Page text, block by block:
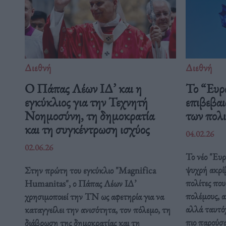
Διεθνή
Ο Πάπας Λέων ΙΔ’ και η
εγκύκλιος για την Τεχνητή
Νοημοσύνη, τη δημοκρατία
και τη συγκέντρωση ισχύος
02.06.26
Στην πρώτη του εγκύκλιο "Magnifica
Humanitas", ο Πάπας Λέων ΙΔ’
χρησιμοποιεί την ΤΝ ως αφετηρία για να
καταγγείλει την ανισότητα, τον πόλεμο, τη
διάβρωση της δημοκρατίας και τη
Διεθνή
Το
των
04.02.26
Το νέο
ψυχρή
πολίτες
πολέμους,
αλλά
πιο